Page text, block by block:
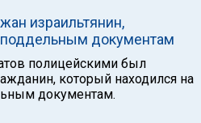
израильтянин,
документам
полицейскими был
который находился на
документам.